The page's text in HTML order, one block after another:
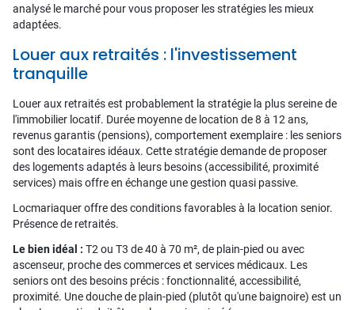
analysé le marché pour vous proposer les stratégies les mieux
adaptées.
Louer aux retraités : l'investissement
tranquille
Louer aux retraités est probablement la stratégie la plus sereine de
l'immobilier locatif. Durée moyenne de location de 8 à 12 ans,
revenus garantis (pensions), comportement exemplaire : les seniors
sont des locataires idéaux. Cette stratégie demande de proposer
des logements adaptés à leurs besoins (accessibilité, proximité
services) mais offre en échange une gestion quasi passive.
Locmariaquer offre des conditions favorables à la location senior.
Présence de retraités.
Le bien idéal : T2 ou T3 de 40 à 70 m², de plain-pied ou avec
ascenseur, proche des commerces et services médicaux. Les
seniors ont des besoins précis : fonctionnalité, accessibilité,
proximité. Une douche de plain-pied (plutôt qu'une baignoire) est un